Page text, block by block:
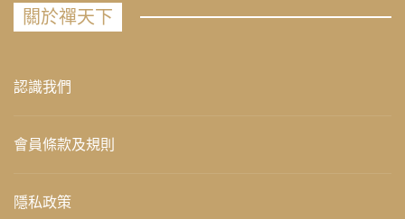
關於禪天下
認識我們
會員條款及規則
隱私政策